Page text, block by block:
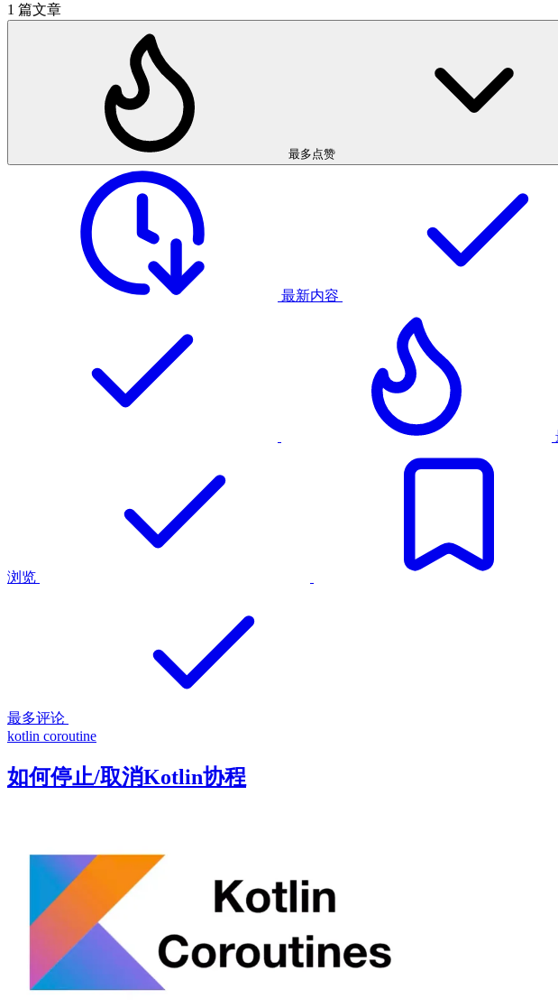
1 篇文章
最多点赞
最新内容
浏览
最多评论
kotlin coroutine
如何停止/取消Kotlin协程